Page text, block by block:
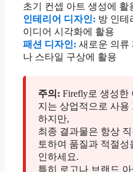
초기 컨셉 아트 생성에 활
인테리어 디자인: 방 인테
이디어 시각화에 활용
패션 디자인: 새로운 의류
나 스타일 구상에 활용
주의: Firefly로 생성한
지는 상업적으로 사용
하지만,
최종 결과물은 항상 직
토하여 품질과 적절성
인하세요.
특히 로고나 브랜드 아